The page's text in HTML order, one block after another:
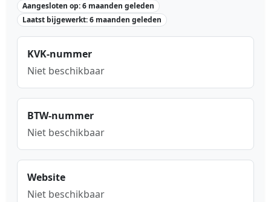
Aangesloten op: 6 maanden geleden
Laatst bijgewerkt: 6 maanden geleden
KVK-nummer
Niet beschikbaar
BTW-nummer
Niet beschikbaar
Website
Niet beschikbaar